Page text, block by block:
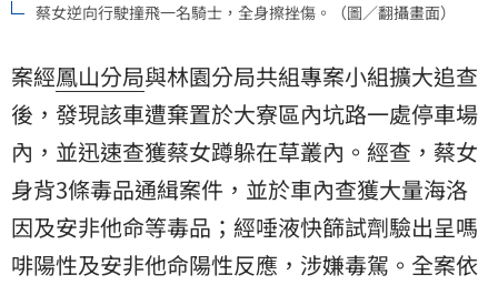
蔡女逆向行駛撞飛一名騎士，全身擦挫傷。（圖／翻攝畫面）
案經鳳山分局與林園分局共組專案小組擴大追查
後，發現該車遭棄置於大寮區內坑路一處停車場
內，並迅速查獲蔡女蹲躲在草叢內。經查，蔡女
身背3條毒品通緝案件，並於車內查獲大量海洛
因及安非他命等毒品；經唾液快篩試劑驗出呈嗎
啡陽性及安非他命陽性反應，涉嫌毒駕。全案依